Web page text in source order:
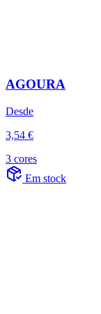
AGOURA
Desde
3,54 €
3 cores
Em stock